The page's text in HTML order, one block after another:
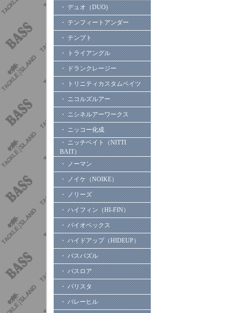
・ デュオ（DUO)
・ テンフィートアンダー
・ テンプト
・ トライアングル
・ ドランクレージー
・ トリニティカスタムベイツ
・ ニコルズルアー
・ ニシネルアーワークス
・ ニッコー化成
・ ニッチベイト（NITTI
BAIT）
・ ノーマン
・ ノイケ（NOIKE）
・ ノリーズ
・ ハイフィン（HI-FIN）
・ バイオベックス
・ ハイドアップ（HIDEUP）
・ バスパズル
・ バスロア
・ バリスタ
・ バレーヒル